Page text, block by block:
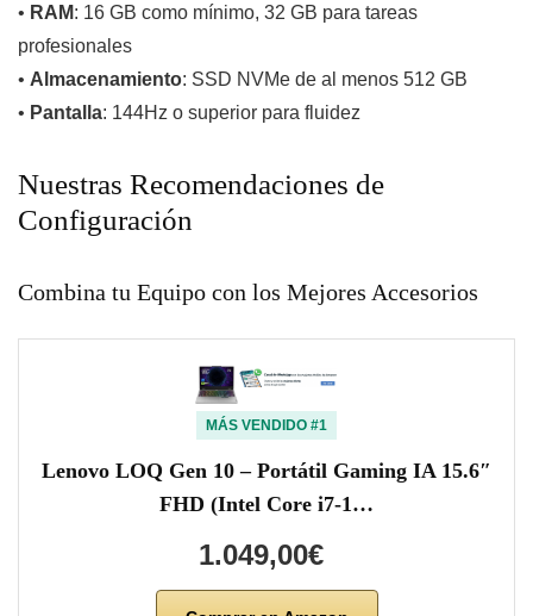
• RAM: 16 GB como mínimo, 32 GB para tareas
profesionales
• Almacenamiento: SSD NVMe de al menos 512 GB
• Pantalla: 144Hz o superior para fluidez
Nuestras Recomendaciones de
Configuración
Combina tu Equipo con los Mejores Accesorios
MÁS VENDIDO #1
Lenovo LOQ Gen 10 – Portátil Gaming IA 15.6″
FHD (Intel Core i7-1…
1.049,00€